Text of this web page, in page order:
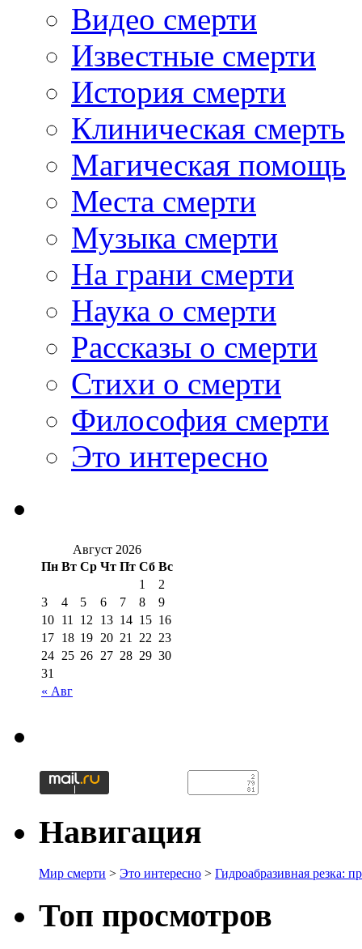
Видео смерти
Известные смерти
История смерти
Клиническая смерть
Магическая помощь
Места смерти
Музыка смерти
На грани смерти
Наука о смерти
Рассказы о смерти
Стихи о смерти
Философия смерти
Это интересно
Август 2026
Пн Вт Ср Чт Пт Сб Вс
« Авг
1
2
3
4 5 6 7 8
9
10 11 12 13 14 15 16
17 18 19 20 21 22 23
24 25 26 27 28 29 30
31
Навигация
Мир смерти > Это интересно > Гидроабразивная резка:
Топ просмотров